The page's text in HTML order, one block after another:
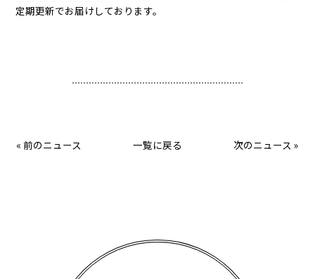
定期更新でお届けしております。
«前のニュース 一覧に戻る 次のニュース »